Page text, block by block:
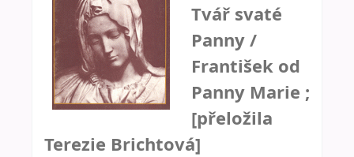
Tvář svaté
Panny /
František od
Panny Marie ;
[přeložila
Terezie Brichtová]